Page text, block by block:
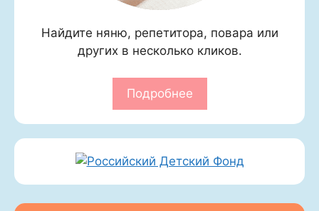
Найдите няню, репетитора, повара или
других в несколько кликов.
Подробнее